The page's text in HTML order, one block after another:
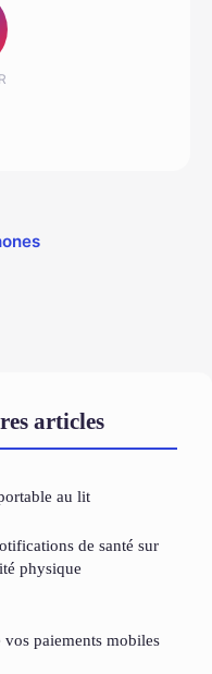
articles
au lit
de santé sur
physique
paiements mobiles